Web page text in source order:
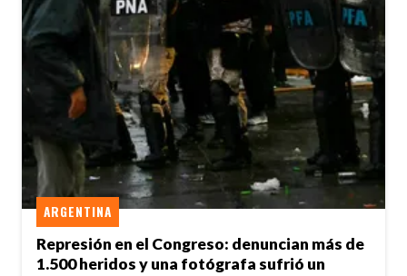
Represión en el Congreso: denuncian más de
1.500 heridos y una fotógrafa sufrió un
ARGENTINA